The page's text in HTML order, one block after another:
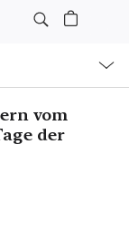
vom
der